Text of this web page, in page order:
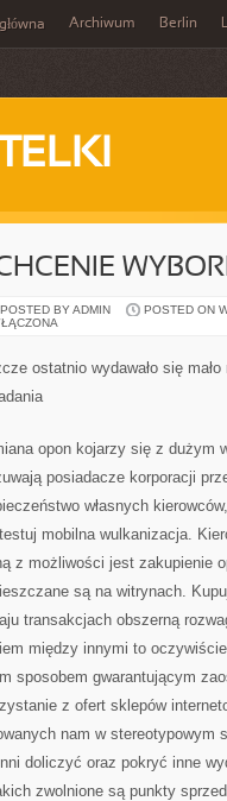
Archiwum Berlin
POSTED BY ADMIN POSTED ON
ostatnio wydawało się
opon kojarzy się z dużym
posiadacze korporacji
własnych
mobilna wulkanizacja.
z możliwości jest zakupienie
są na witrynach.
transakcjach obszerną
między innymi to
sposobem gwarantującym
z ofert sklepów
nam w stereotypowym
doliczyć oraz pokryć inne
zwolnione są punkty